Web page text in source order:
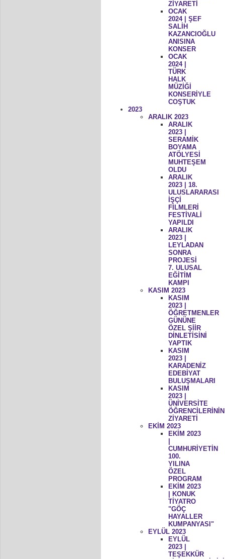
ZİYARETİ
OCAK
2024 | ŞEF
SALİH
KAZANCIOĞLU
ANISINA
KONSER
OCAK
2024 |
TÜRK
HALK
MÜZİĞİ
KONSERİYLE
COŞTUK
2023
ARALIK 2023
ARALIK
2023 |
SERAMİK
BOYAMA
ATÖLYESİ
MUHTEŞEM
OLDU
ARALIK
2023 | 18.
ULUSLARARASI
İŞÇİ
FİLMLERİ
FESTİVALİ
YAPILDI
ARALIK
2023 |
LEYLADAN
SONRA
PROJESİ
7. ULUSAL
EĞİTİM
KAMPI
KASIM 2023
KASIM
2023 |
ÖĞRETMENLER
GÜNÜNE
ÖZEL ŞİİR
DİNLETİSİNİ
YAPTIK
KASIM
2023 |
KARADENİZ
EDEBİYAT
BULUŞMALARI
KASIM
2023 |
ÜNİVERSİTE
ÖĞRENCİLERİNİN
ZİYARETİ
EKİM 2023
EKİM 2023
CUMHURİYETİN
100.
YILINA
ÖZEL
PROGRAM
EKİM 2023
| KONUK
TİYATRO
"GÖÇ
HAYALLER
KUMPANYASI"
EYLÜL 2023
EYLÜL
2023 |
TEŞEKKÜR